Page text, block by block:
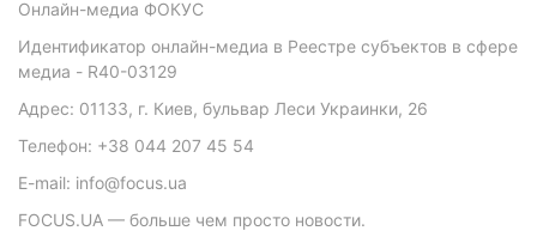
Онлайн-медиа ФОКУС
Идентификатор онлайн-медиа в Реестре субъектов в сфере
медиа - R40-03129
Адрес: 01133, г. Киев, бульвар Леси Украинки, 26
Телефон: +38 044 207 45 54
E-mail: info@focus.ua
FOCUS.UA — больше чем просто новости.